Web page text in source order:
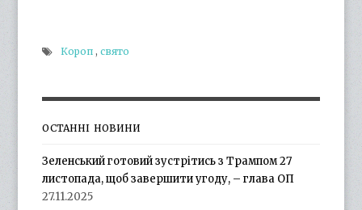
Короп ,свято
ОСТАННІ НОВИНИ
Зеленський готовий зустрітись з Трампом 27
листопада, щоб завершити угоду, – глава ОП
27.11.2025